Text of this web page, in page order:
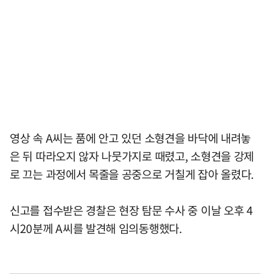
영상 속 A씨는 품에 안고 있던 소형견을 바닥에 내려놓
은 뒤 따라오지 않자 나뭇가지로 때렸고, 소형견을 강제
로 끄는 과정에서 목줄을 공중으로 거칠게 잡아 올렸다.
신고를 접수받은 경찰은 현장 탐문 수사 중 이날 오후 4
시20분께 A씨를 발견해 임의동행했다.